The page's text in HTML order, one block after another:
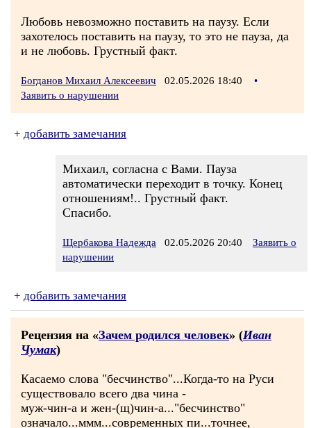
Любовь невозможно поставить на паузу. Если
захотелось поставить на паузу, то это не пауза, да
и не любовь. Грустный факт.
Богданов Михаил Алексеевич 02.05.2026 18:40
•
Заявить о нарушении
+ добавить замечания
Михаил, согласна с Вами. Пауза
автоматически переходит в точку. Конец
отношениям!.. Грустный факт.
Спасибо.
Щербакова Надежда 02.05.2026 20:40
Заявить о
нарушении
+ добавить замечания
Рецензия на «Зачем родился человек» (Иван
Чумак)
Касаемо слова "бесчинство"...Когда-то на Руси
существовало всего два чина -
муж-чин-а и жен-(щ)чин-а..."бесчинство"
означало...ммм...современных пи...точнее,